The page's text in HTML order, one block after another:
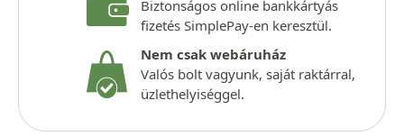
Biztonságos online bankkártyás
fizetés SimplePay-en keresztül.
Nem csak webáruház
Valós bolt vagyunk, saját raktárral,
üzlethelyiséggel.